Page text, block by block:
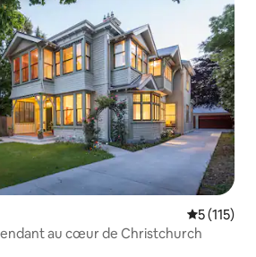
Évaluation
5 (115)
au cœur de Christchurch